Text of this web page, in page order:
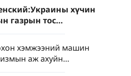
хүчин
газрын тос
үйлдвэрүүд
тэнгисийн хөлөг
цохилт өгчээ
хэмжээний машин
аж ахуйн
нэмүү өртөг 6.4